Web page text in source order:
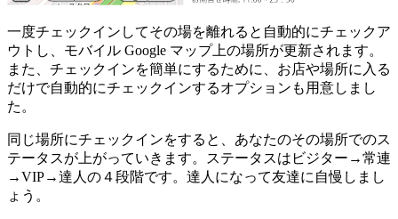
一度チェックインしてその場を離れると自動的にチェックア
ウトし、モバイル Google マップ上の場所が更新されます。
また、チェックインを簡単にするために、お店や場所に入る
だけで自動的にチェックインするオプションも用意しまし
た。
同じ場所にチェックインをすると、あなたのその場所でのス
テータスが上がっていきます。ステータスはビジター→常連
→VIP→達人の４段階です。達人になって友達に自慢しまし
ょう。